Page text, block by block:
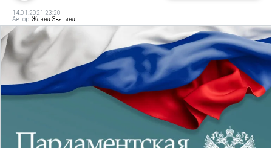
14.01.2021 23:20
Автор:Жанна Звягина